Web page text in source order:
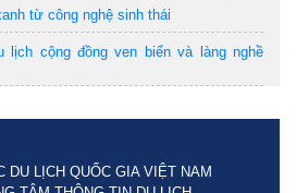
từ công nghệ sinh thái
lịch cộng đồng ven biển và làng nghề
DU LỊCH QUỐC GIA VIỆT NAM